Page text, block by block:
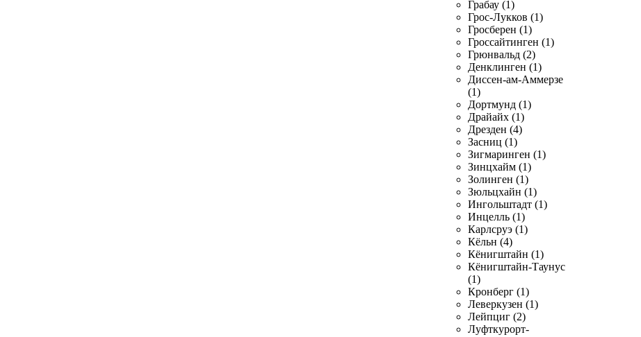
Грабау (1)
Грос-Лукков (1)
Гросберен (1)
Гроссайтинген (1)
Грюнвальд (2)
Денклинген (1)
Диссен-ам-Аммерзе
(1)
Дортмунд (1)
Драйайх (1)
Дрезден (4)
Засниц (1)
Зигмаринген (1)
Зинцхайм (1)
Золинген (1)
Зюльцхайн (1)
Ингольштадт (1)
Инцелль (1)
Карлсруэ (1)
Кёльн (4)
Кёнигштайн (1)
Кёнигштайн-Таунус
(1)
Кронберг (1)
Леверкузен (1)
Лейпциг (2)
Луфткурорт-